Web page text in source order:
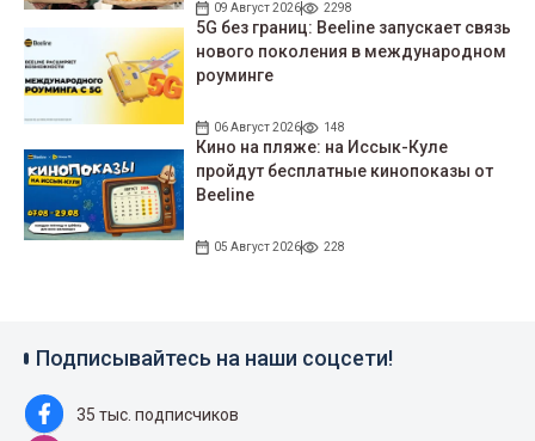
09 Август 2026 2298
5G без границ: Beeline запускает связь
нового поколения в международном
роуминге
06 Август 2026 148
Кино на пляже: на Иссык-Куле
пройдут беcплатные кинопоказы от
Beeline
05 Август 2026 228
Подписывайтесь на наши соцсети!
35 тыс. подписчиков